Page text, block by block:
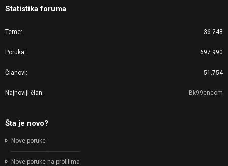
Statistika foruma
Teme 36.248
Poruka 697.990
Članovi 51.754
Najnoviji član Bk99cncom
Šta je novo?
Nove poruke
Nove poruke na profilima